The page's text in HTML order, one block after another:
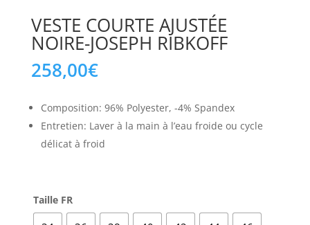
VESTE COURTE AJUSTÉE
NOIRE-JOSEPH RIBKOFF
258,00€
Composition: 96% Polyester, -4% Spandex
Entretien: Laver à la main à l’eau froide ou cycle
délicat à froid
Taille FR